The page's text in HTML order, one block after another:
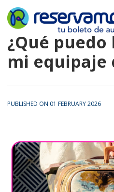
¿Qué
mi equipaje
PUBLISHED ON 01 FEBRUARY 2026